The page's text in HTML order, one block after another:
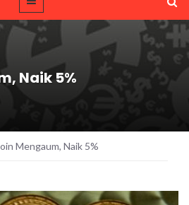
Naik 5%
Mengaum, Naik 5%